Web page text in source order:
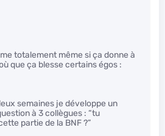
totalement même si ça donne à
que ça blesse certains égos :
semaines je développe un
à 3 collègues : “tu
partie de la BNF ?”